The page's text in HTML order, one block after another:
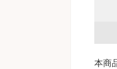
本商